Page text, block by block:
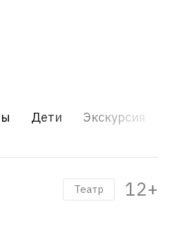
Дети Экскурсия
Театр 12+